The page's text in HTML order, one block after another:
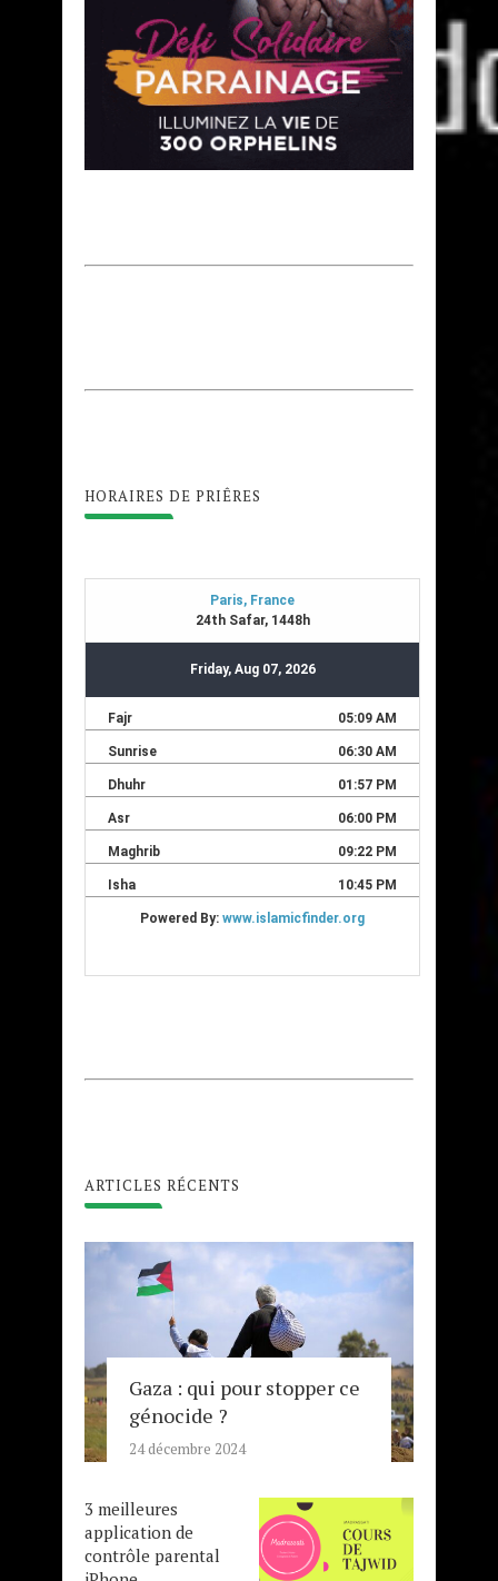
HORAIRES DE PRIÊRES
ARTICLES RÉCENTS
Gaza : qui pour stopper ce
génocide ?
24 décembre 2024
3 meilleures
application de
contrôle parental